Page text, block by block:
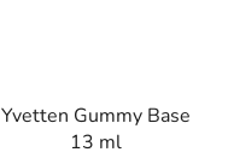
Yvetten Gummy Base
13 ml